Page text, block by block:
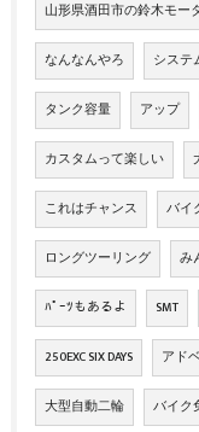
山形県酒田市の鈴木モー
なんなんやろ システ
タンク容量 アップ
カスタムって楽しい
これはチャンス バイ
ロングツーリング み
ﾊﾟｰﾂもあるよ SMT
250EXC SIX DAYS アド
大型自動二輪 バイク